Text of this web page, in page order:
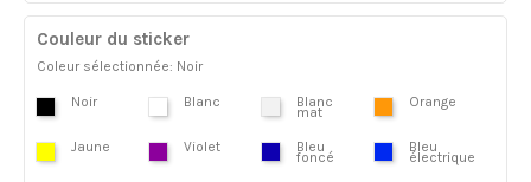
Couleur du sticker
Coleur sélectionnée: Noir
Noir Blanc Blanc
mat
Orange
Jaune Violet Bleu
foncé
Bleu
électrique